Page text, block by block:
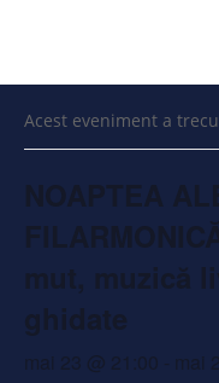
Acest eveniment a
NOAPTEA
mut, muzică
ghidate
mai 23 @ 21:00 mai